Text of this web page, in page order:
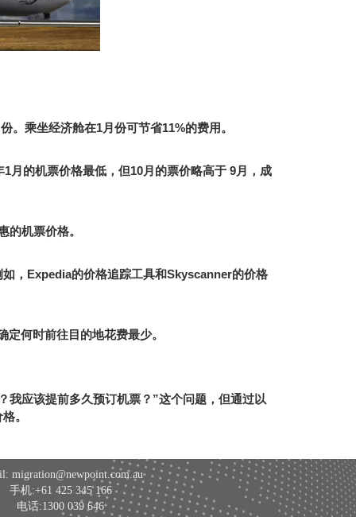
。乘坐经济舱在1月份可节省11%的费用。
1月的机票价格最低，但10月的票价略高于9月，成
的机票价格。
， Expedia的价格追踪工具和Skyscanner的价格
何时前往目的地花费最少。
我应该提前多久预订机票？ ”这个问题，但通过以
。
migration@newpoint.com.au
手机:+61 425 345 166
电话:1300 039 646